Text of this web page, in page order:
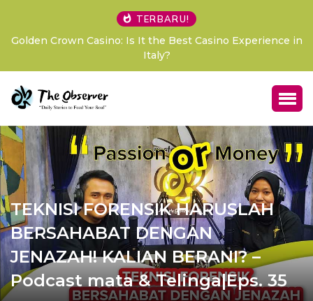
TERBARU!
Comment Supprimer son Compte Montecryptos
Guide Complet et Étapes Détaillées
in
TEKNISI FORENSIK HARUSLAH
BERSAHABAT DENGAN
JENAZAH! KALIAN BERANI? –
Podcast mata & Telinga|Eps. 35